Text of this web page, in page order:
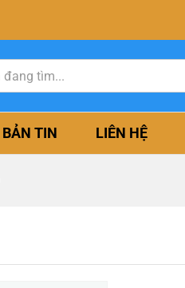
BẢN TIN LIÊN HỆ